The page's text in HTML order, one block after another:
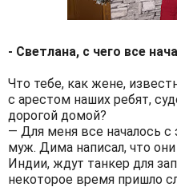
- Светлана, с чего все
Что тебе, как жене,
с арестом наших ребят,
дорогой домой?
— Для меня все началось с
муж. Дима написал, что
Индии, ждут танкер для
некоторое время пришло